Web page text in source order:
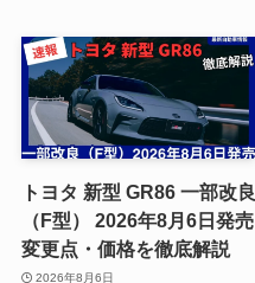
トヨタ 新型 GR86 一部改良
（F型） 2026年8月6日発売
変更点・価格を徹底解説
2026年8月6日